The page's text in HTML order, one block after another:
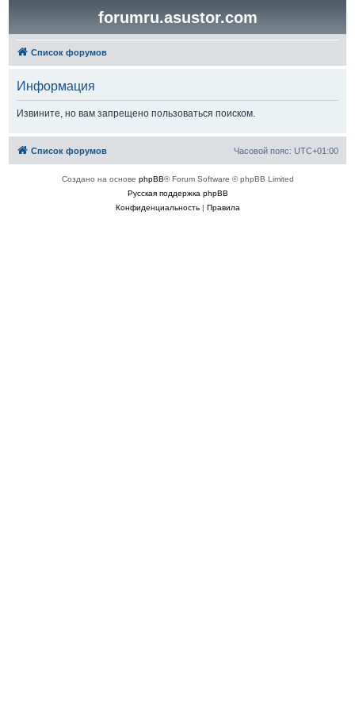
forumru.asustor.com
Список форумов
Информация
Извините, но вам запрещено пользоваться поиском.
Список форумов Часовой пояс: UTC+01:00
Создано на основе phpBB® Forum Software © phpBB Limited
Русская поддержка phpBB
Конфиденциальность| Правила